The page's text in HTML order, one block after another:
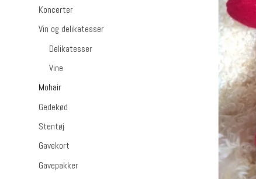
Koncerter
Vin og delikatesser
Delikatesser
Vine
Mohair
Gedekød
Stentøj
Gavekort
Gavepakker